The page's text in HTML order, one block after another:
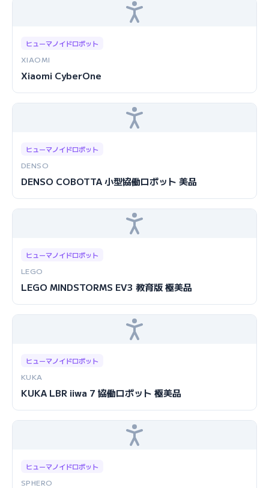
ヒューマノイドロボット
XIAOMI
Xiaomi CyberOne
ヒューマノイドロボット
DENSO
DENSO COBOTTA 小型協働ロボット 美品
ヒューマノイドロボット
LEGO
LEGO MINDSTORMS EV3 教育版 極美品
ヒューマノイドロボット
KUKA
KUKA LBR iiwa 7 協働ロボット 極美品
ヒューマノイドロボット
SPHERO